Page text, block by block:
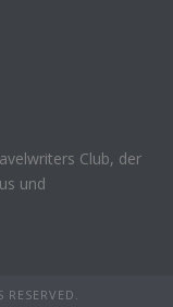
Club, der
und